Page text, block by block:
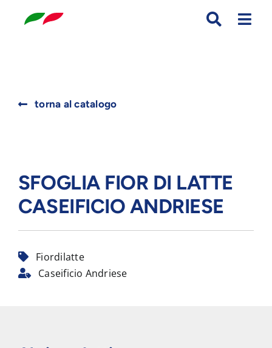
torna al catalogo
SFOGLIA FIOR DI LATTE
CASEIFICIO ANDRIESE
Fiordilatte
Caseificio Andriese
for: